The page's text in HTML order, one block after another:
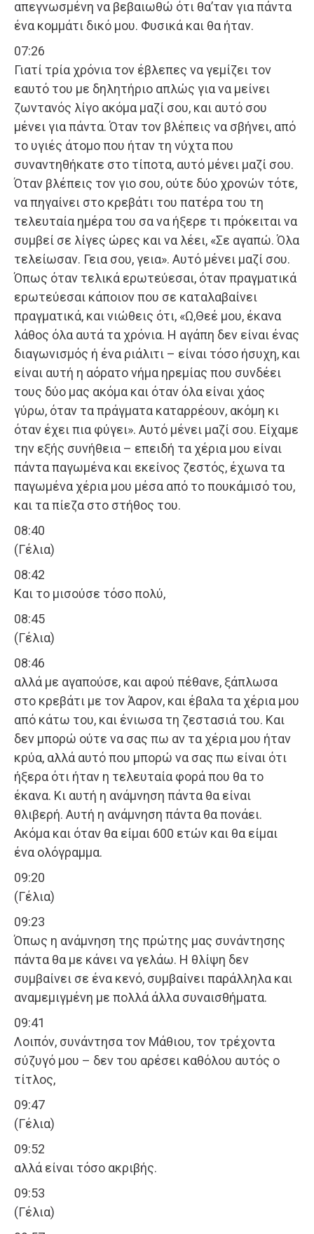
απεγνωσμένη να βεβαιωθώ ότι θα’ταν για πάντα
ένα κομμάτι δικό μου. Φυσικά και θα ήταν.
07:26
Γιατί τρία χρόνια τον έβλεπες να γεμίζει τον
εαυτό του με δηλητήριο απλώς για να μείνει
ζωντανός λίγο ακόμα μαζί σου, και αυτό σου
μένει για πάντα. Όταν τον βλέπεις να σβήνει, από
το υγιές άτομο που ήταν τη νύχτα που
συναντηθήκατε στο τίποτα, αυτό μένει μαζί σου.
Όταν βλέπεις τον γιο σου, ούτε δύο χρονών τότε,
να πηγαίνει στο κρεβάτι του πατέρα του τη
τελευταία ημέρα του σα να ήξερε τι πρόκειται να
συμβεί σε λίγες ώρες και να λέει, «Σε αγαπώ. Όλα
τελείωσαν. Γεια σου, γεια». Αυτό μένει μαζί σου.
Όπως όταν τελικά ερωτεύεσαι, όταν πραγματικά
ερωτεύεσαι κάποιον που σε καταλαβαίνει
πραγματικά, και νιώθεις ότι, «Ω,Θεέ μου, έκανα
λάθος όλα αυτά τα χρόνια. Η αγάπη δεν είναι ένας
διαγωνισμός ή ένα ριάλιτι – είναι τόσο ήσυχη, και
είναι αυτή η αόρατο νήμα ηρεμίας που συνδέει
τους δύο μας ακόμα και όταν όλα είναι χάος
γύρω, όταν τα πράγματα καταρρέουν, ακόμη κι
όταν έχει πια φύγει». Αυτό μένει μαζί σου. Είχαμε
την εξής συνήθεια – επειδή τα χέρια μου είναι
πάντα παγωμένα και εκείνος ζεστός, έχωνα τα
παγωμένα χέρια μου μέσα από το πουκάμισό του,
και τα πίεζα στο στήθος του.
08:40
(Γέλια)
08:42
Και το μισούσε τόσο πολύ,
08:45
(Γέλια)
08:46
αλλά με αγαπούσε, και αφού πέθανε, ξάπλωσα
στο κρεβάτι με τον Άαρον, και έβαλα τα χέρια μου
από κάτω του, και ένιωσα τη ζεστασιά του. Και
δεν μπορώ ούτε να σας πω αν τα χέρια μου ήταν
κρύα, αλλά αυτό που μπορώ να σας πω είναι ότι
ήξερα ότι ήταν η τελευταία φορά που θα το
έκανα. Κι αυτή η ανάμνηση πάντα θα είναι
θλιβερή. Αυτή η ανάμνηση πάντα θα πονάει.
Ακόμα και όταν θα είμαι 600 ετών και θα είμαι
ένα ολόγραμμα.
09:20
(Γέλια)
09:23
Όπως η ανάμνηση της πρώτης μας συνάντησης
πάντα θα με κάνει να γελάω. Η θλίψη δεν
συμβαίνει σε ένα κενό, συμβαίνει παράλληλα και
αναμεμιγμένη με πολλά άλλα συναισθήματα.
09:41
Λοιπόν, συνάντησα τον Μάθιου, τον τρέχοντα
σύζυγό μου – δεν του αρέσει καθόλου αυτός ο
τίτλος,
09:47
(Γέλια)
09:52
αλλά είναι τόσο ακριβής.
09:53
(Γέλια)